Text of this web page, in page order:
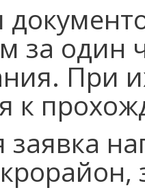
за один
При
к
заявка